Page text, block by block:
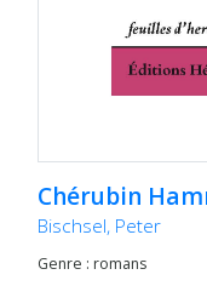
Chérubin
Bischsel, Peter
Genre : romans